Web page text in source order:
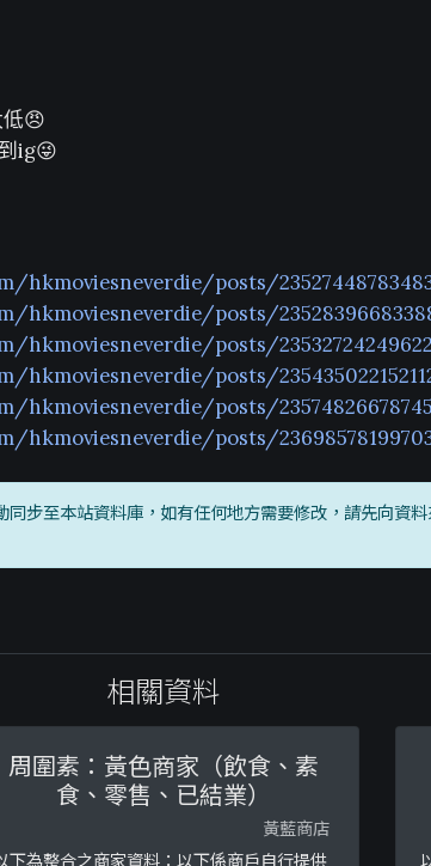
😠
ig😜
hkmoviesneverdie/posts/
hkmoviesneverdie/posts/
hkmoviesneverdie/posts/
hkmoviesneverdie/posts/
hkmoviesneverdie/posts/
hkmoviesneverdie/posts/
步至本站資料庫，如有任何地方需要修改，請先向資
相關資料
周圍素：黃色商家（飲食、素
食、零售、已結業）
黃藍商店
下為整合之商家資料：以下係商戶自行提供